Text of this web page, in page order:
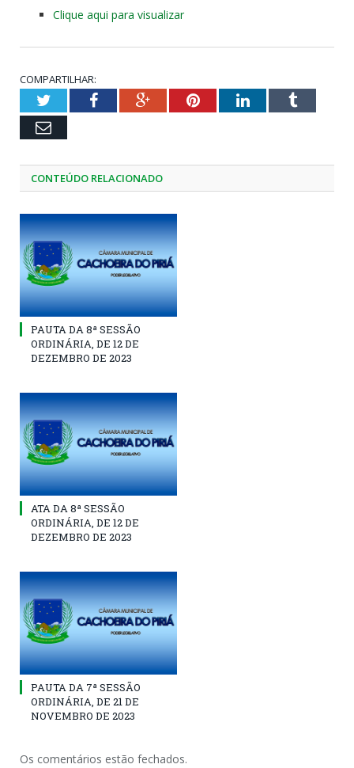
Clique aqui para visualizar
COMPARTILHAR:
TwitterFacebookGoogle+PinterestLinkedInTumblr
Email
CONTEÚDO RELACIONADO
PAUTA DA 8ª SESSÃO
ORDINÁRIA, DE 12 DE
DEZEMBRO DE 2023
ATA DA 8ª SESSÃO
ORDINÁRIA, DE 12 DE
DEZEMBRO DE 2023
PAUTA DA 7ª SESSÃO
ORDINÁRIA, DE 21 DE
NOVEMBRO DE 2023
Os comentários estão fechados.